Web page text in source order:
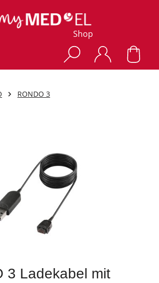
Shop
RONDO 3
3 Ladekabel mit